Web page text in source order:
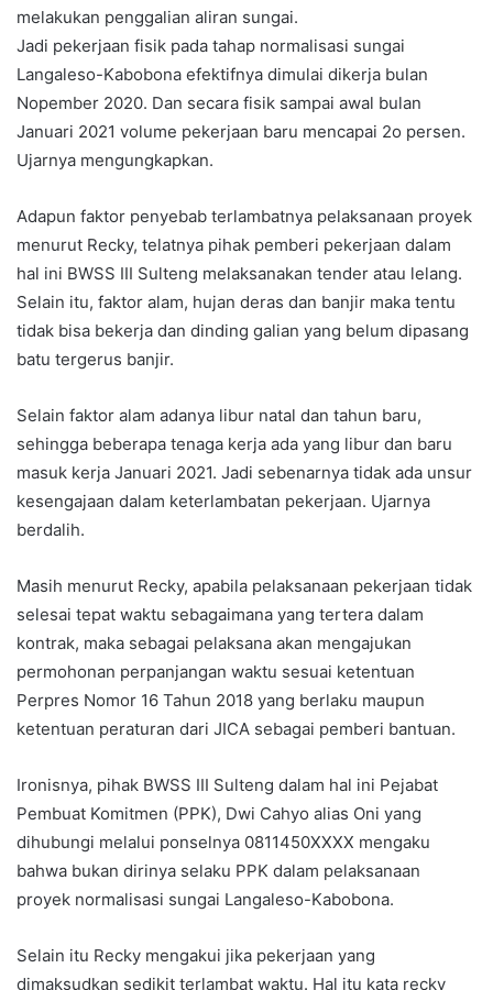
melakukan penggalian aliran sungai.
Jadi pekerjaan fisik pada tahap normalisasi sungai
Langaleso-Kabobona efektifnya dimulai dikerja bulan
Nopember 2020. Dan secara fisik sampai awal bulan
Januari 2021 volume pekerjaan baru mencapai 2o persen.
Ujarnya mengungkapkan.
Adapun faktor penyebab terlambatnya pelaksanaan proyek
menurut Recky, telatnya pihak pemberi pekerjaan dalam
hal ini BWSS III Sulteng melaksanakan tender atau lelang.
Selain itu, faktor alam, hujan deras dan banjir maka tentu
tidak bisa bekerja dan dinding galian yang belum dipasang
batu tergerus banjir.
Selain faktor alam adanya libur natal dan tahun baru,
sehingga beberapa tenaga kerja ada yang libur dan baru
masuk kerja Januari 2021. Jadi sebenarnya tidak ada unsur
kesengajaan dalam keterlambatan pekerjaan. Ujarnya
berdalih.
Masih menurut Recky, apabila pelaksanaan pekerjaan tidak
selesai tepat waktu sebagaimana yang tertera dalam
kontrak, maka sebagai pelaksana akan mengajukan
permohonan perpanjangan waktu sesuai ketentuan
Perpres Nomor 16 Tahun 2018 yang berlaku maupun
ketentuan peraturan dari JICA sebagai pemberi bantuan.
Ironisnya, pihak BWSS III Sulteng dalam hal ini Pejabat
Pembuat Komitmen (PPK), Dwi Cahyo alias Oni yang
dihubungi melalui ponselnya 0811450XXXX mengaku
bahwa bukan dirinya selaku PPK dalam pelaksanaan
proyek normalisasi sungai Langaleso-Kabobona.
Selain itu Recky mengakui jika pekerjaan yang
dimaksudkan sedikit terlambat waktu. Hal itu kata recky